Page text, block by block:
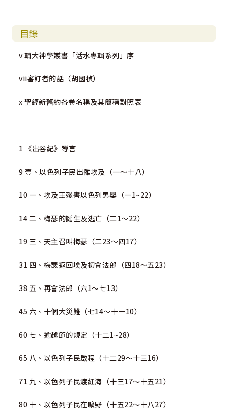
目錄
v 輔大神學叢書「活水專輯系列」序
vii審訂者的話（胡國楨）
x 聖經新舊約各卷名稱及其簡稱對照表
1 《出谷紀》導言
9 壹、以色列子民出離埃及（一～十八）
10 一、埃及王殘害以色列男嬰（一1~22）
14 二、梅瑟的誕生及逃亡（二1～22）
19 三、天主召叫梅瑟（二23～四17）
31 四、梅瑟返回埃及初會法郎（四18～五23）
38 五、再會法郎（六1～七13）
45 六、十個大災難（七14～十一10）
60 七、逾越節的規定（十二1~28）
65 八、以色列子民啟程（十二29～十三16）
71 九、以色列子民渡紅海（十三17～十五21）
80 十、以色列子民在曠野（十五22～十八27）